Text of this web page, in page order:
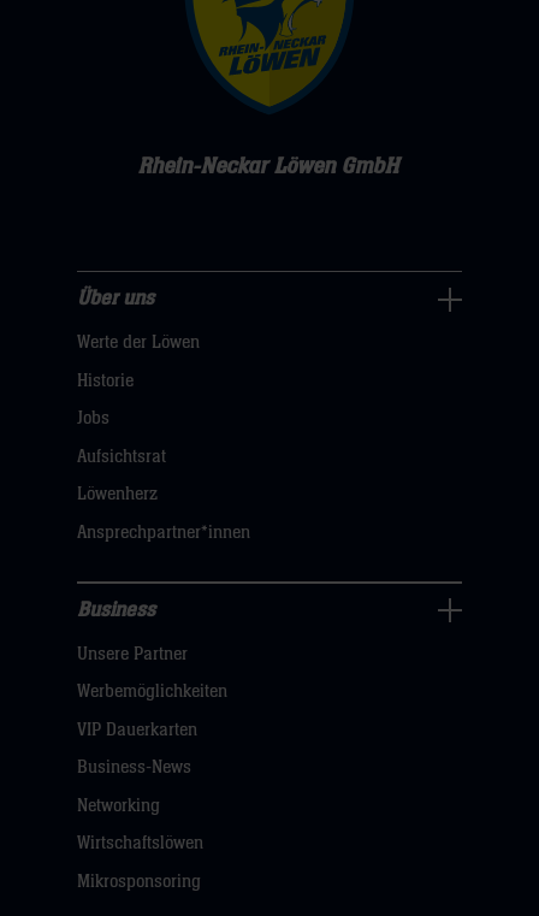
Rhein-Neckar Löwen GmbH
uns
Navigation
öffnen,
hier
Über uns
Werte der Löwen
Historie
Jobs
Aufsichtsrat
Löwenherz
Ansprechpartner*innen
Navigation
öffnen,
dann
klicken
Business
Unsere Partner
Werbemöglichkeiten
VIP Dauerkarten
Business-News
Networking
Wirtschaftslöwen
Mikrosponsoring